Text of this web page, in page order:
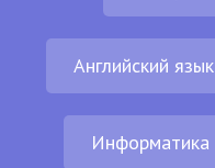
Английский язык
Информатика